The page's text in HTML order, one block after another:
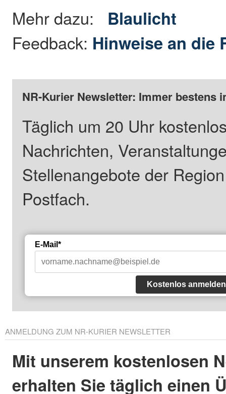
Mehr dazu: Blaulicht
Feedback: Hinweise an die
NR-Kurier Newsletter: Immer bestens
Täglich um 20 Uhr
Nachrichten,
Stellenangebote der
Postfach.
E-Mail*
Kostenlos anmelden
ANMELDUNG ZUM NR-KURIER NEWSLETTER
Mit unserem kostenlosen
erhalten Sie täglich einen